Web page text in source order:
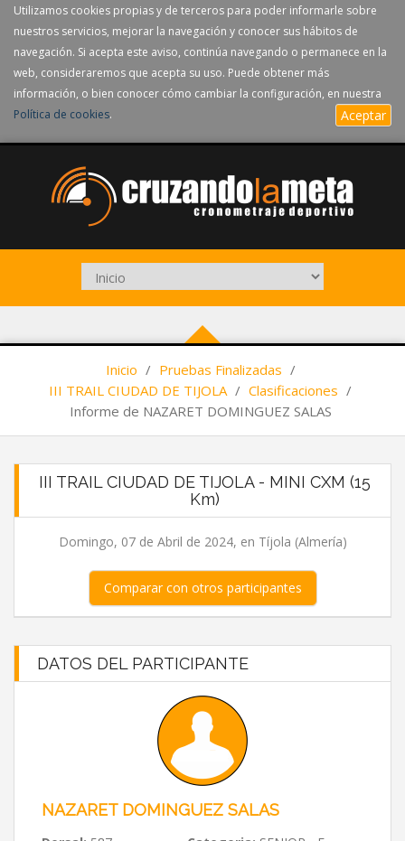
Utilizamos cookies propias y de terceros para poder informarle sobre
nuestros servicios, mejorar la navegación y conocer sus hábitos de
navegación. Si acepta este aviso, continúa navegando o permanece en la
web, consideraremos que acepta su uso. Puede obtener más
información, o bien conocer cómo cambiar la configuración, en nuestra
Política de cookies. Aceptar
Inicio / Pruebas Finalizadas /
III TRAIL CIUDAD DE TIJOLA / Clasificaciones /
Informe de NAZARET DOMINGUEZ SALAS
III TRAIL CIUDAD DE TIJOLA - MINI CXM (15
Km)
Domingo, 07 de Abril de 2024, en Tíjola (Almería)
Comparar con otros participantes
DATOS DEL PARTICIPANTE
NAZARET DOMINGUEZ SALAS